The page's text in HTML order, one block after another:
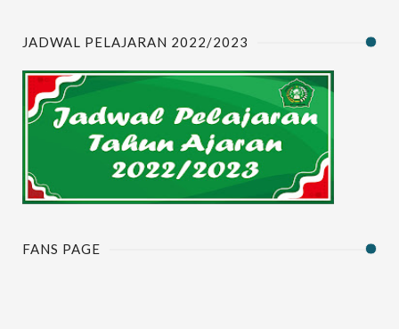
JADWAL PELAJARAN 2022/2023
FANS PAGE